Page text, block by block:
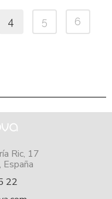
4 5 6
Ric, 17
22